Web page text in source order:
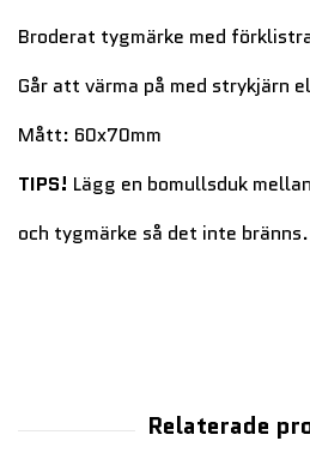
Broderat tygmärke med
Går att värma på med strykjärn
Mått: 60x70mm
TIPS! Lägg en bomullsduk
och tygmärke så det inte bränns.